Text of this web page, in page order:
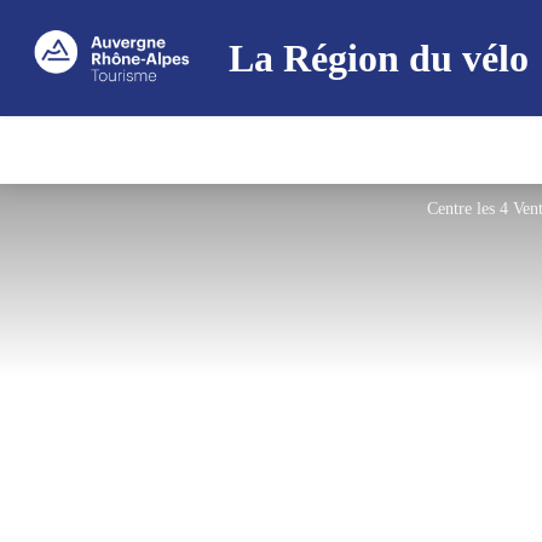
La Région du vélo
Centre les 4